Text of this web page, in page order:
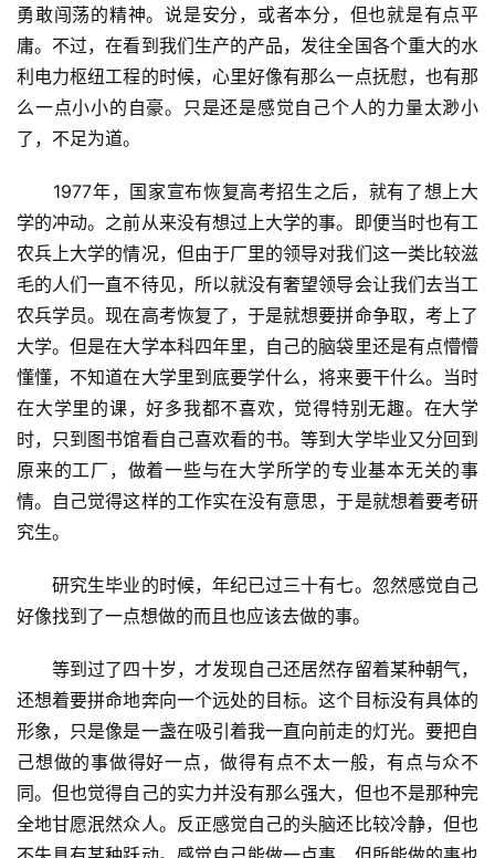
首
页
勇敢闯荡的精神。说是安分，或者本分，但也就是有点平
庸。不过，在看到我们生产的产品，发往全国各个重大的水
利电力枢纽工程的时候，心里好像有那么一点抚慰，也有那
么一点小小的自豪。只是还是感觉自己个人的力量太渺小
了，不足为道。
1977年，国家宣布恢复高考招生之后，就有了想上大
学的冲动。之前从来没有想过上大学的事。即便当时也有工
农兵上大学的情况，但由于厂里的领导对我们这一类比较滋
毛的人们一直不待见，所以就没有奢望领导会让我们去当工
农兵学员。现在高考恢复了，于是就想要拼命争取，考上了
大学。但是在大学本科四年里，自己的脑袋里还是有点懵懵
懂懂，不知道在大学里到底要学什么，将来要干什么。当时
在大学里的课，好多我都不喜欢，觉得特别无趣。在大学
时，只到图书馆看自己喜欢看的书。等到大学毕业又分回到
原来的工厂，做着一些与在大学所学的专业基本无关的事
情。自己觉得这样的工作实在没有意思，于是就想着要考研
究生。
研究生毕业的时候，年纪已过三十有七。忽然感觉自己
好像找到了一点想做的而且也应该去做的事。
等到过了四十岁，才发现自己还居然存留着某种朝气，
还想着要拼命地奔向一个远处的目标。这个目标没有具体的
形象，只是像是一盏在吸引着我一直向前走的灯光。要把自
己想做的事做得好一点，做得有点不太一般，有点与众不
同。但也觉得自己的实力并没有那么强大，但也不是那种完
全地甘愿泯然众人。反正感觉自己的头脑还比较冷静，但也